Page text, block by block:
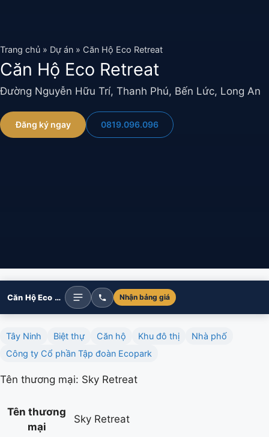
dung
Trang chủ » Dự án » Căn Hộ Eco Retreat
Căn Hộ Eco Retreat
Đường Nguyễn Hữu Trí, Thanh Phú, Bến Lức, Long An
Đăng ký ngay 0819.096.096
Căn Hộ Eco Retreat Nhận bảng giá
Tây Ninh Biệt thự Căn hộ Khu đô thị
Nhà phố
Công ty Cổ phần Tập đoàn Ecopark
Tên thương mại: Sky Retreat
Tên thương
mại
Sky Retreat